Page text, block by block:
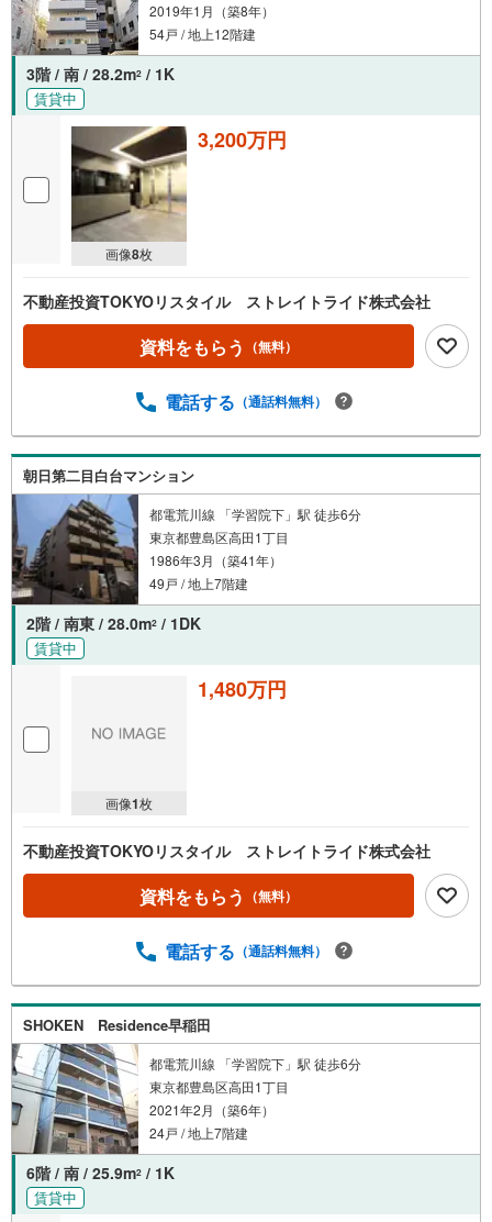
2019年1月（築8年）
54戸 / 地上12階建
3階 / 南 / 28.2m2 / 1K
賃貸中
画像8枚
3,200万円
不動産投資TOKYOリスタイル ストレイトライド株式会社
資料をもらう （無料）
電話する （通話料無料）
朝日第二目白台マンション
都電荒川線 「学習院下」駅 徒歩6分
東京都豊島区高田1丁目
1986年3月（築41年）
49戸 / 地上7階建
2階 / 南東 / 28.0m2 / 1DK
賃貸中
画像1枚
1,480万円
不動産投資TOKYOリスタイル ストレイトライド株式会社
資料をもらう （無料）
電話する （通話料無料）
SHOKEN Residence早稲田
都電荒川線 「学習院下」駅 徒歩6分
東京都豊島区高田1丁目
2021年2月（築6年）
24戸 / 地上7階建
6階 / 南 / 25.9m2 / 1K
賃貸中